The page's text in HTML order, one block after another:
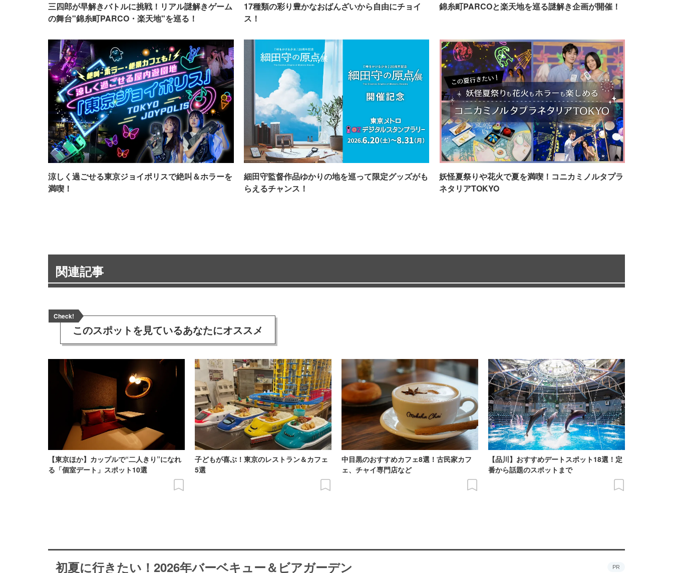
三四郎が早解きバトルに挑戦！リアル謎解きゲーム
の舞台"錦糸町PARCO・楽天地"を巡る！
17種類の彩り豊かなおばんざいから自由にチョイ
ス！
錦糸町PARCOと楽天地を巡る謎解き企画が開催！
涼しく過ごせる東京ジョイポリスで絶叫＆ホラーを
満喫！
細田守監督作品ゆかりの地を巡って限定グッズがも
らえるチャンス！
妖怪夏祭りや花火で夏を満喫！コニカミノルタプラ
ネタリアTOKYO
関連記事
Check!
このスポットを見ているあなたにオススメ
【東京ほか】カップルで“二人きり”になれ
る「個室デート」スポット10選
子どもが喜ぶ！東京のレストラン＆カフェ
5選
中目黒のおすすめカフェ8選！古民家カフ
ェ、チャイ専門店など
【品川】おすすめデートスポット18選！定
番から話題のスポットまで
初夏に行きたい！2026年バーベキュー＆ビアガーデン PR